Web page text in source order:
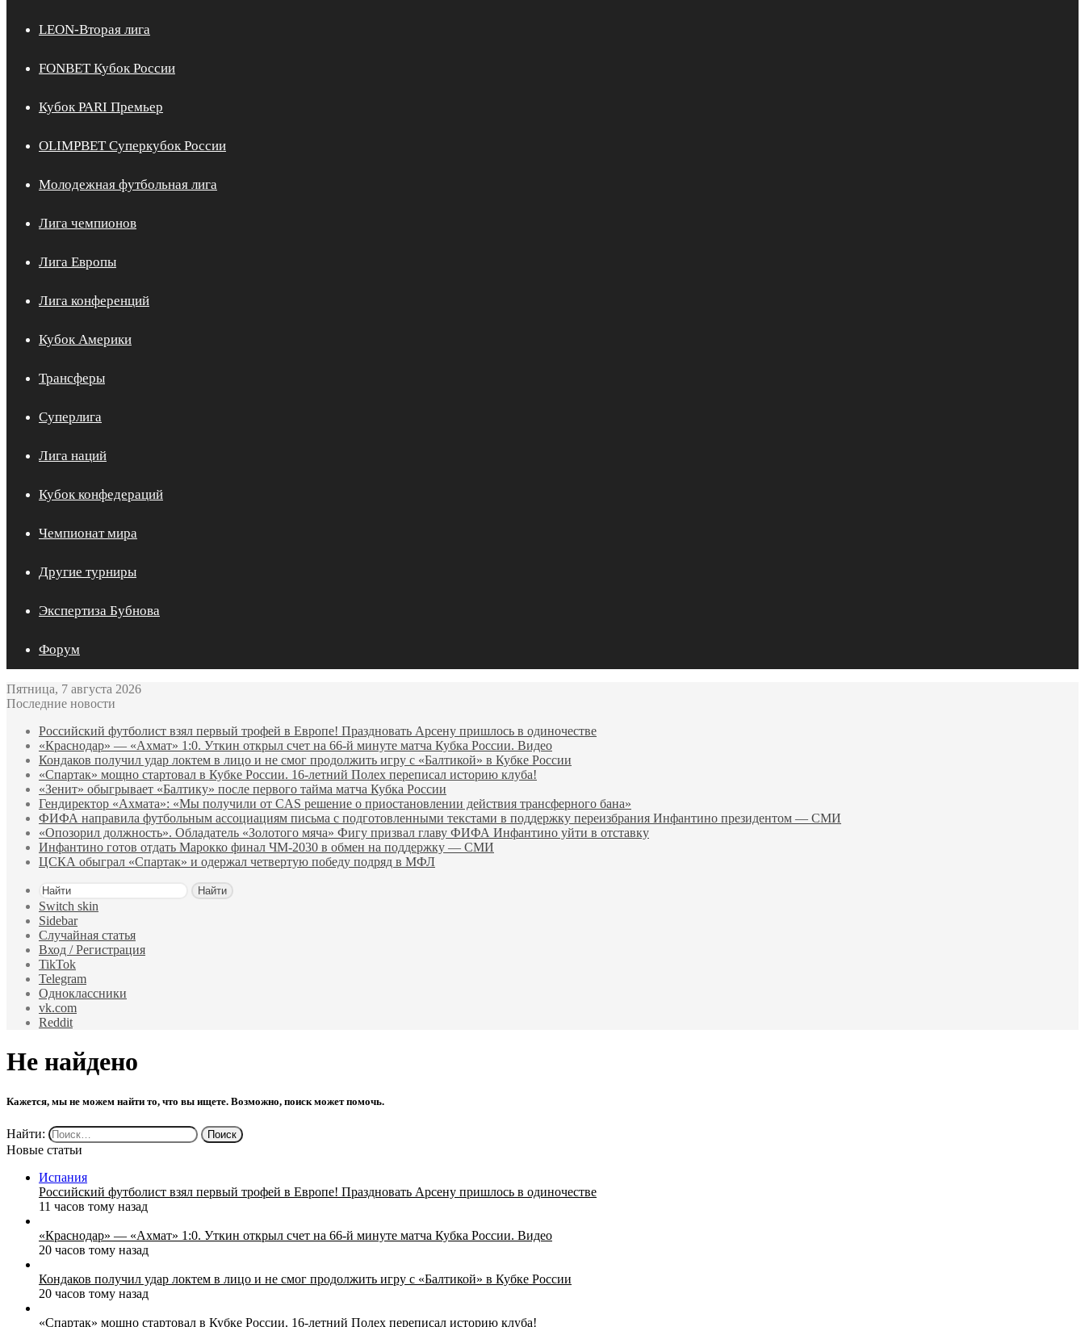
LEON-Вторая лига
FONBET Кубок России
Кубок PARI Премьер
OLIMPBET Суперкубок России
Молодежная футбольная лига
Лига чемпионов
Лига Европы
Лига конференций
Кубок Америки
Трансферы
Суперлига
Лига наций
Кубок конфедераций
Чемпионат мира
Другие турниры
Экспертиза Бубнова
Форум
Пятница, 7 августа 2026
Последние новости
Российский футболист взял первый трофей в Европе! Праздновать Арсену пришлось в одиночестве
«Краснодар» — «Ахмат» 1:0. Уткин открыл счет на 66‑й минуте матча Кубка России. Видео
Кондаков получил удар локтем в лицо и не смог продолжить игру с «Балтикой» в Кубке России
«Спартак» мощно стартовал в Кубке России. 16-летний Полех переписал историю клуба!
«Зенит» обыгрывает «Балтику» после первого тайма матча Кубка России
Гендиректор «Ахмата»: «Мы получили от CAS решение о приостановлении действия трансферного бана»
ФИФА направила футбольным ассоциациям письма с подготовленными текстами в поддержку переизбрания Инфантино президентом — СМИ
«Опозорил должность». Обладатель «Золотого мяча» Фигу призвал главу ФИФА Инфантино уйти в отставку
Инфантино готов отдать Марокко финал ЧМ‑2030 в обмен на поддержку — СМИ
ЦСКА обыграл «Спартак» и одержал четвертую победу подряд в МФЛ
Найти
Switch skin
Sidebar
Случайная статья
Вход / Регистрация
TikTok
Telegram
Одноклассники
vk.com
Reddit
Не найдено
Кажется, мы не можем найти то, что вы ищете. Возможно, поиск может помочь.
Найти:
Новые статьи
Испания
Российский футболист взял первый трофей в Европе! Праздновать Арсену пришлось в одиночестве
11 часов тому назад
«Краснодар» — «Ахмат» 1:0. Уткин открыл счет на 66‑й минуте матча Кубка России. Видео
20 часов тому назад
Кондаков получил удар локтем в лицо и не смог продолжить игру с «Балтикой» в Кубке России
20 часов тому назад
«Спартак» мощно стартовал в Кубке России. 16-летний Полех переписал историю клуба!